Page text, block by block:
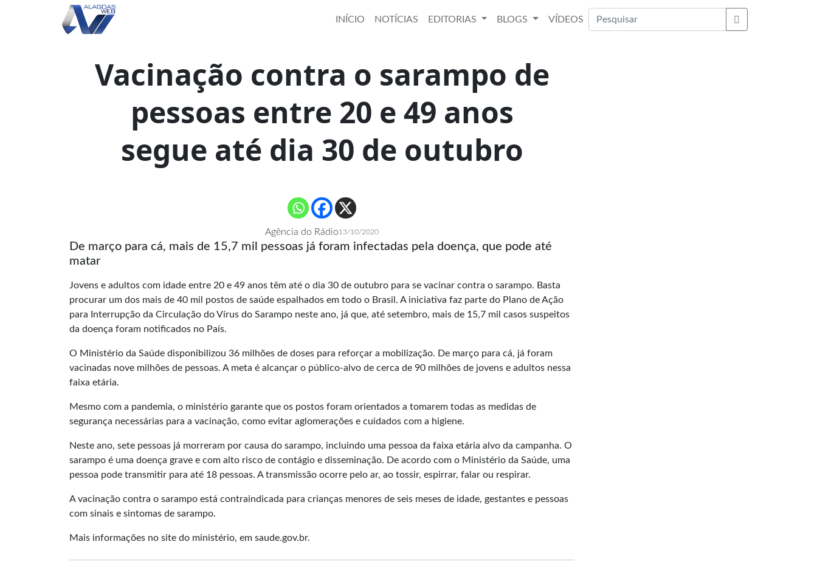
INÍCIO NOTÍCIAS EDITORIAS BLOGS
VÍDEOS
Buscar
Vacinação contra o sarampo de
pessoas entre 20 e 49 anos
segue até dia 30 de outubro
Agência do Rádio13/10/2020
De março para cá, mais de 15,7 mil pessoas já foram infectadas pela doença, que pode até
matar
Jovens e adultos com idade entre 20 e 49 anos têm até o dia 30 de outubro para se vacinar contra o sarampo. Basta
procurar um dos mais de 40 mil postos de saúde espalhados em todo o Brasil. A iniciativa faz parte do Plano de Ação
para Interrupção da Circulação do Vírus do Sarampo neste ano, já que, até setembro, mais de 15,7 mil casos suspeitos
da doença foram notificados no País.
O Ministério da Saúde disponibilizou 36 milhões de doses para reforçar a mobilização. De março para cá, já foram
vacinadas nove milhões de pessoas. A meta é alcançar o público-alvo de cerca de 90 milhões de jovens e adultos nessa
faixa etária.
Mesmo com a pandemia, o ministério garante que os postos foram orientados a tomarem todas as medidas de
segurança necessárias para a vacinação, como evitar aglomerações e cuidados com a higiene.
Neste ano, sete pessoas já morreram por causa do sarampo, incluindo uma pessoa da faixa etária alvo da campanha. O
sarampo é uma doença grave e com alto risco de contágio e disseminação. De acordo com o Ministério da Saúde, uma
pessoa pode transmitir para até 18 pessoas. A transmissão ocorre pelo ar, ao tossir, espirrar, falar ou respirar.
A vacinação contra o sarampo está contraindicada para crianças menores de seis meses de idade, gestantes e pessoas
com sinais e sintomas de sarampo.
Mais informações no site do ministério, em saude.gov.br.